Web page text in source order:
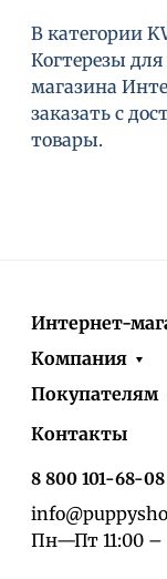
В категории
Когтерезы
магазина
заказать с
товары.
Интернет-
Компания
Покупателям
Контакты
8 800 101-68-08
Пн—Пт 11:00 –